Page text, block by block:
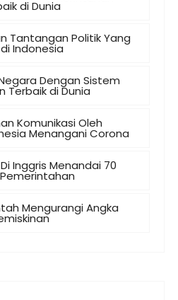
di Dunia
Tantangan Politik Yang
Indonesia
Dengan Sistem
Terbaik di Dunia
Komunikasi Oleh
Menangani Corona
Inggris Menandai 70
Mengurangi Angka